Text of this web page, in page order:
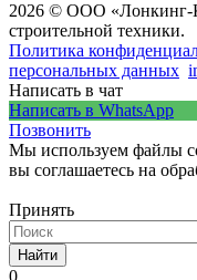
2026 © ООО «Лонкинг-
строительной техники.
Политика
персональных данных
Написать в чат
Написать в WhatsApp
Позвонить
Мы используем файлы
вы соглашаетесь на
Принять
Найти
0